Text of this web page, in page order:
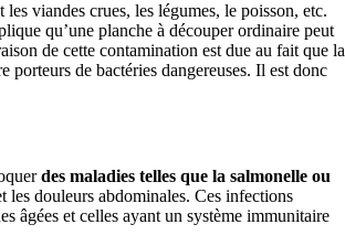
les viandes crues, les légumes, le poisson, etc.
qu’une planche à découper ordinaire peut
de cette contamination est due au fait que la
porteurs de bactéries dangereuses. Il est donc
des maladies telles que la salmonelle ou
les douleurs abdominales. Ces infections
âgées et celles ayant un système immunitaire